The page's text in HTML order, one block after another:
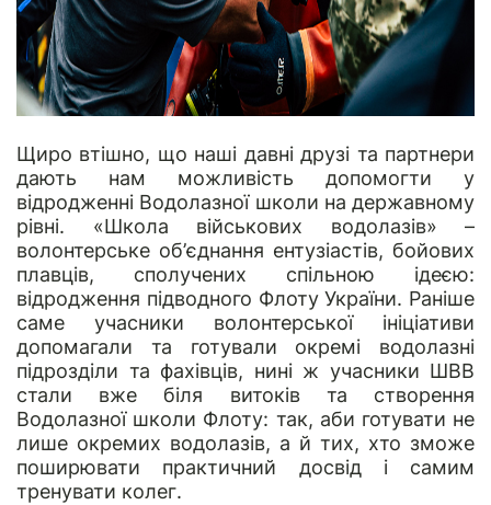
Щиро втішно, що наші давні друзі та партнери
дають нам можливість допомогти у
відродженні Водолазної школи на державному
рівні. «Школа військових водолазів» –
волонтерське об’єднання ентузіастів, бойових
плавців, сполучених спільною ідеєю:
відродження підводного Флоту України. Раніше
саме учасники волонтерської ініціативи
допомагали та готували окремі водолазні
підрозділи та фахівців, нині ж учасники ШВВ
стали вже біля витоків та створення
Водолазної школи Флоту: так, аби готувати не
лише окремих водолазів, а й тих, хто зможе
поширювати практичний досвід і самим
тренувати колег.